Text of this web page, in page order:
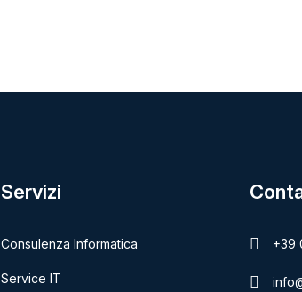
Servizi
Consulenza Informatica
Service IT
+39